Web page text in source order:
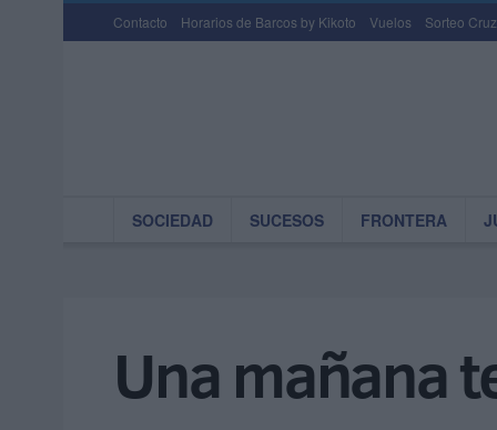
Contacto Horarios de Barcos by Kikoto Vuelos Sorteo
SOCIEDAD SUCESOS FRONTERA
Una mañana